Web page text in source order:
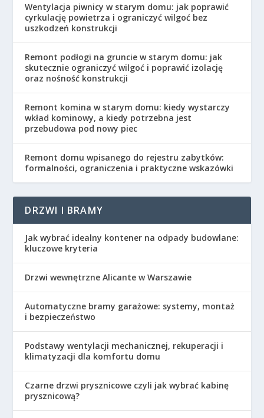
Wentylacja piwnicy w starym domu: jak poprawić
cyrkulację powietrza i ograniczyć wilgoć bez
uszkodzeń konstrukcji
Remont podłogi na gruncie w starym domu: jak
skutecznie ograniczyć wilgoć i poprawić izolację
oraz nośność konstrukcji
Remont komina w starym domu: kiedy wystarczy
wkład kominowy, a kiedy potrzebna jest
przebudowa pod nowy piec
Remont domu wpisanego do rejestru zabytków:
formalności, ograniczenia i praktyczne wskazówki
DRZWI I BRAMY
Jak wybrać idealny kontener na odpady budowlane:
kluczowe kryteria
Drzwi wewnętrzne Alicante w Warszawie
Automatyczne bramy garażowe: systemy, montaż
i bezpieczeństwo
Podstawy wentylacji mechanicznej, rekuperacji i
klimatyzacji dla komfortu domu
Czarne drzwi prysznicowe czyli jak wybrać kabinę
prysznicową?